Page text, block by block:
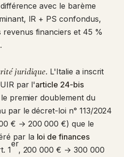
avec le barème
IR + PS confondus,
financiers et 45 %
juridique. L'Italie a inscrit
par l'article 24-bis
premier doublement du
par le décret-loi n° 113/2024
€ → 200 000 €) que le
par la loi de finances
1
er
, 200 000 € → 300 000